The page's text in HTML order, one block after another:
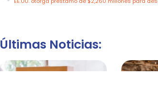
Últimas Noticias: